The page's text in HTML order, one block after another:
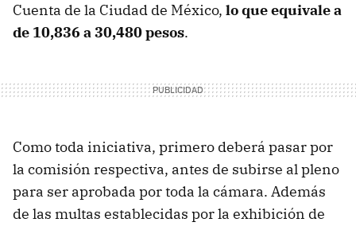
Cuenta de la Ciudad de México, lo que equivale a
de 10,836 a 30,480 pesos.
Como toda iniciativa, primero deberá pasar por
la comisión respectiva, antes de subirse al pleno
para ser aprobada por toda la cámara. Además
de las multas establecidas por la exhibición de